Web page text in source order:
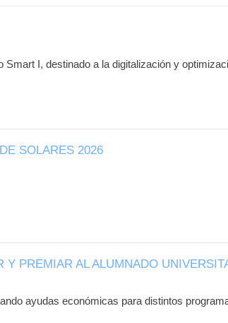
I, destinado a la digitalización y
SOLARES 2026
PREMIAR AL ALUMNADO
ayudas económicas para distintos